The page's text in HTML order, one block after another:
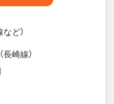
など）
長崎線）